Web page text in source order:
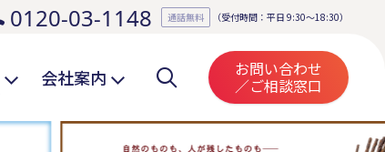
0120-03-1148 通話無料 （受付時間：平日 9:30～18:30）
会社案内 お問い合わせ
／ご相談窓口